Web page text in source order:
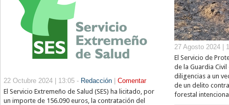
22 Octubre 2024 | 13:05 - Redacción| Comentar
El Servicio Extremeño de Salud (SES) ha licitado, por
un importe de 156.090 euros, la contratación del
27 Agosto 2024 |
El Servicio de
de la Guardia
diligencias a un
de un delito
forestal